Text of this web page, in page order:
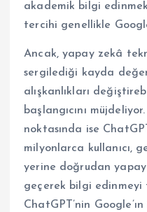
akademik bilgi
tercihi genellikle
Ancak, yapay zekâ
sergilediği kayda
alışkanlıkları
başlangıcını
noktasında ise
milyonlarca kullanıcı,
yerine doğrudan
geçerek bilgi edinmeyi
ChatGPT’nin